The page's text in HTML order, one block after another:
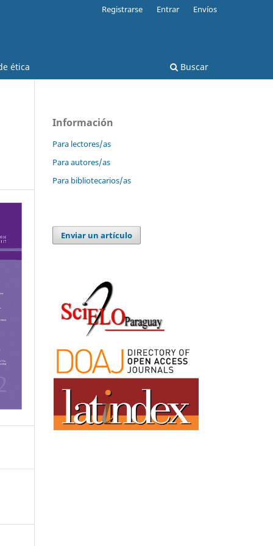
ética Buscar
Registrarse Entrar Envíos
Información
Para lectores/as
Para autores/as
Para bibliotecarios/as
Enviar un artículo